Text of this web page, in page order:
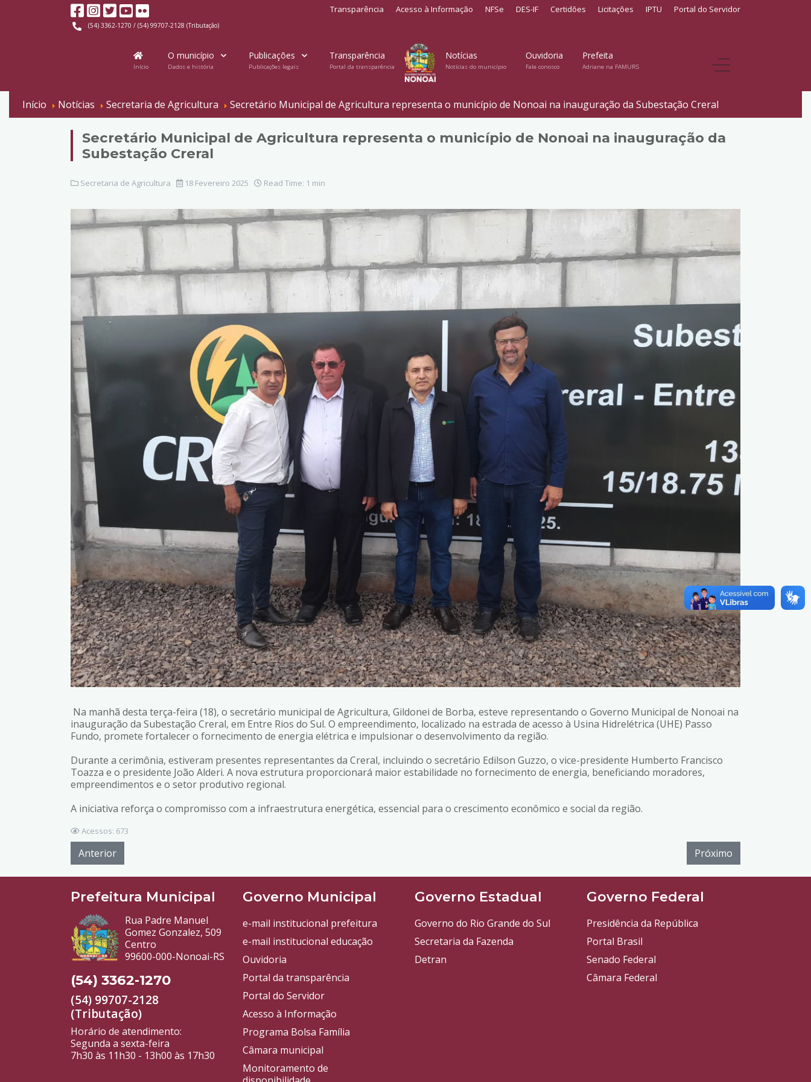
(54) 3362-1270 / (54) 99707-2128 (Tributação)
Transparência Acesso à Informação NFSe DES-IF Certidões Licitações IPTU Portal do Servidor
Início
O município
Dados e história
Publicações
Publicações legais
Transparência
Portal da transparência
Notícias
Notícias do município
Ouvidoria
Fale conosco
Prefeita
Adriane na FAMURS
Início Notícias Secretaria de Agricultura Secretário Municipal de Agricultura representa o município de Nonoai na inauguração da Subestação Creral
Secretário Municipal de Agricultura representa o município de Nonoai na inauguração da
Subestação Creral
Secretaria de Agricultura 18 Fevereiro 2025 Read Time: 1 min
Na manhã desta terça-feira (18), o secretário municipal de Agricultura, Gildonei de Borba, esteve representando o Governo Municipal de Nonoai na
inauguração da Subestação Creral, em Entre Rios do Sul. O empreendimento, localizado na estrada de acesso à Usina Hidrelétrica (UHE) Passo
Fundo, promete fortalecer o fornecimento de energia elétrica e impulsionar o desenvolvimento da região.
Durante a cerimônia, estiveram presentes representantes da Creral, incluindo o secretário Edilson Guzzo, o vice-presidente Humberto Francisco
Toazza e o presidente João Alderi. A nova estrutura proporcionará maior estabilidade no fornecimento de energia, beneficiando moradores,
empreendimentos e o setor produtivo regional.
A iniciativa reforça o compromisso com a infraestrutura energética, essencial para o crescimento econômico e social da região.
Acessos: 673
Anterior Próximo
Prefeitura Municipal
Rua Padre Manuel
Gomez Gonzalez, 509
Centro
99600-000-Nonoai-RS
(54) 3362-1270
(54) 99707-2128
(Tributação)
Horário de atendimento:
Segunda a sexta-feira
7h30 às 11h30 - 13h00 às 17h30
Governo Municipal
e-mail institucional prefeitura
e-mail institucional educação
Ouvidoria
Portal da transparência
Portal do Servidor
Acesso à Informação
Programa Bolsa Família
Câmara municipal
Monitoramento de
Governo Estadual
Governo do Rio Grande do Sul
Secretaria da Fazenda
Detran
Governo Federal
Presidência da República
Portal Brasil
Senado Federal
Câmara Federal